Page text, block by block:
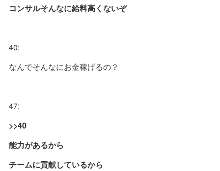
コンサルそんなに給料高くないぞ
40:
なんでそんなにお金稼げるの？
47:
>>40
能力があるから
チームに貢献しているから